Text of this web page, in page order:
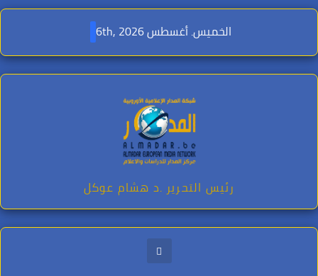
Skip
content
الخميس. أغسطس 6th, 2026
رئيس التحرير .د هشام عوكل